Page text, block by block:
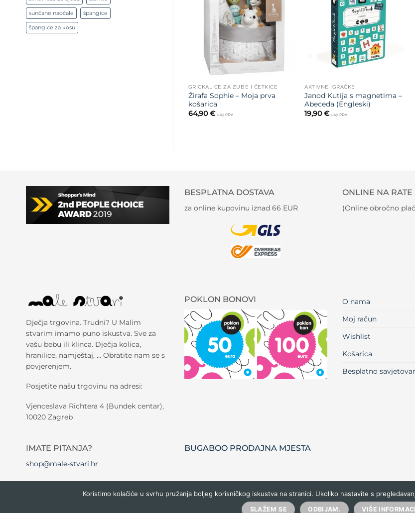
sunčane naočale špangice
špangice za kosu
na listu
želja
GRICKALICE ZA ZUBE I ČETKICE
Žirafa Sophie – Moja prva
košarica
64,90€ uklj. PDV
na listu
AKTIVNE IGRAČKE
Janod Kutija s magnetima –
Abeceda (Engleski)
19,90€ uklj. PDV
BESPLATNA DOSTAVA
za online kupovinu iznad 66 EUR
ONLINE NA RATE
(Online obročno
Dječja trgovina. Trudni? U Malim
stvarim imamo puno iskustva. Sve za
vašu bebu ili klinca. Dječja kolica,
hranilice, namještaj, … Obratite nam se s
povjerenjem.
Posjetite našu trgovinu na adresi:
Vjenceslava Richtera 4 (Bundek centar),
10020 Zagreb
POKLON BONOVI
O nama
Moj račun
Wishlist
Košarica
Besplatno
IMATE PITANJA?
shop@male-stvari.hr
BUGABOO PRODAJNA MJESTA
Copyright 2026 ©Male stvari
Koristimo kolačiće u svrhu pružanja boljeg korisničkog iskustva na stranici. Ukoliko nastavite s
SLAŽEM SE ODBIJAM. VIŠE